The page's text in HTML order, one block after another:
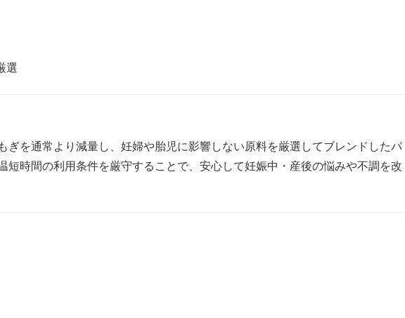
選
ぎを通常より減量し、妊婦や胎児に影響しない原料を厳選してブレンドしたパ
短時間の利用条件を厳守することで、安心して妊娠中・産後の悩みや不調を改